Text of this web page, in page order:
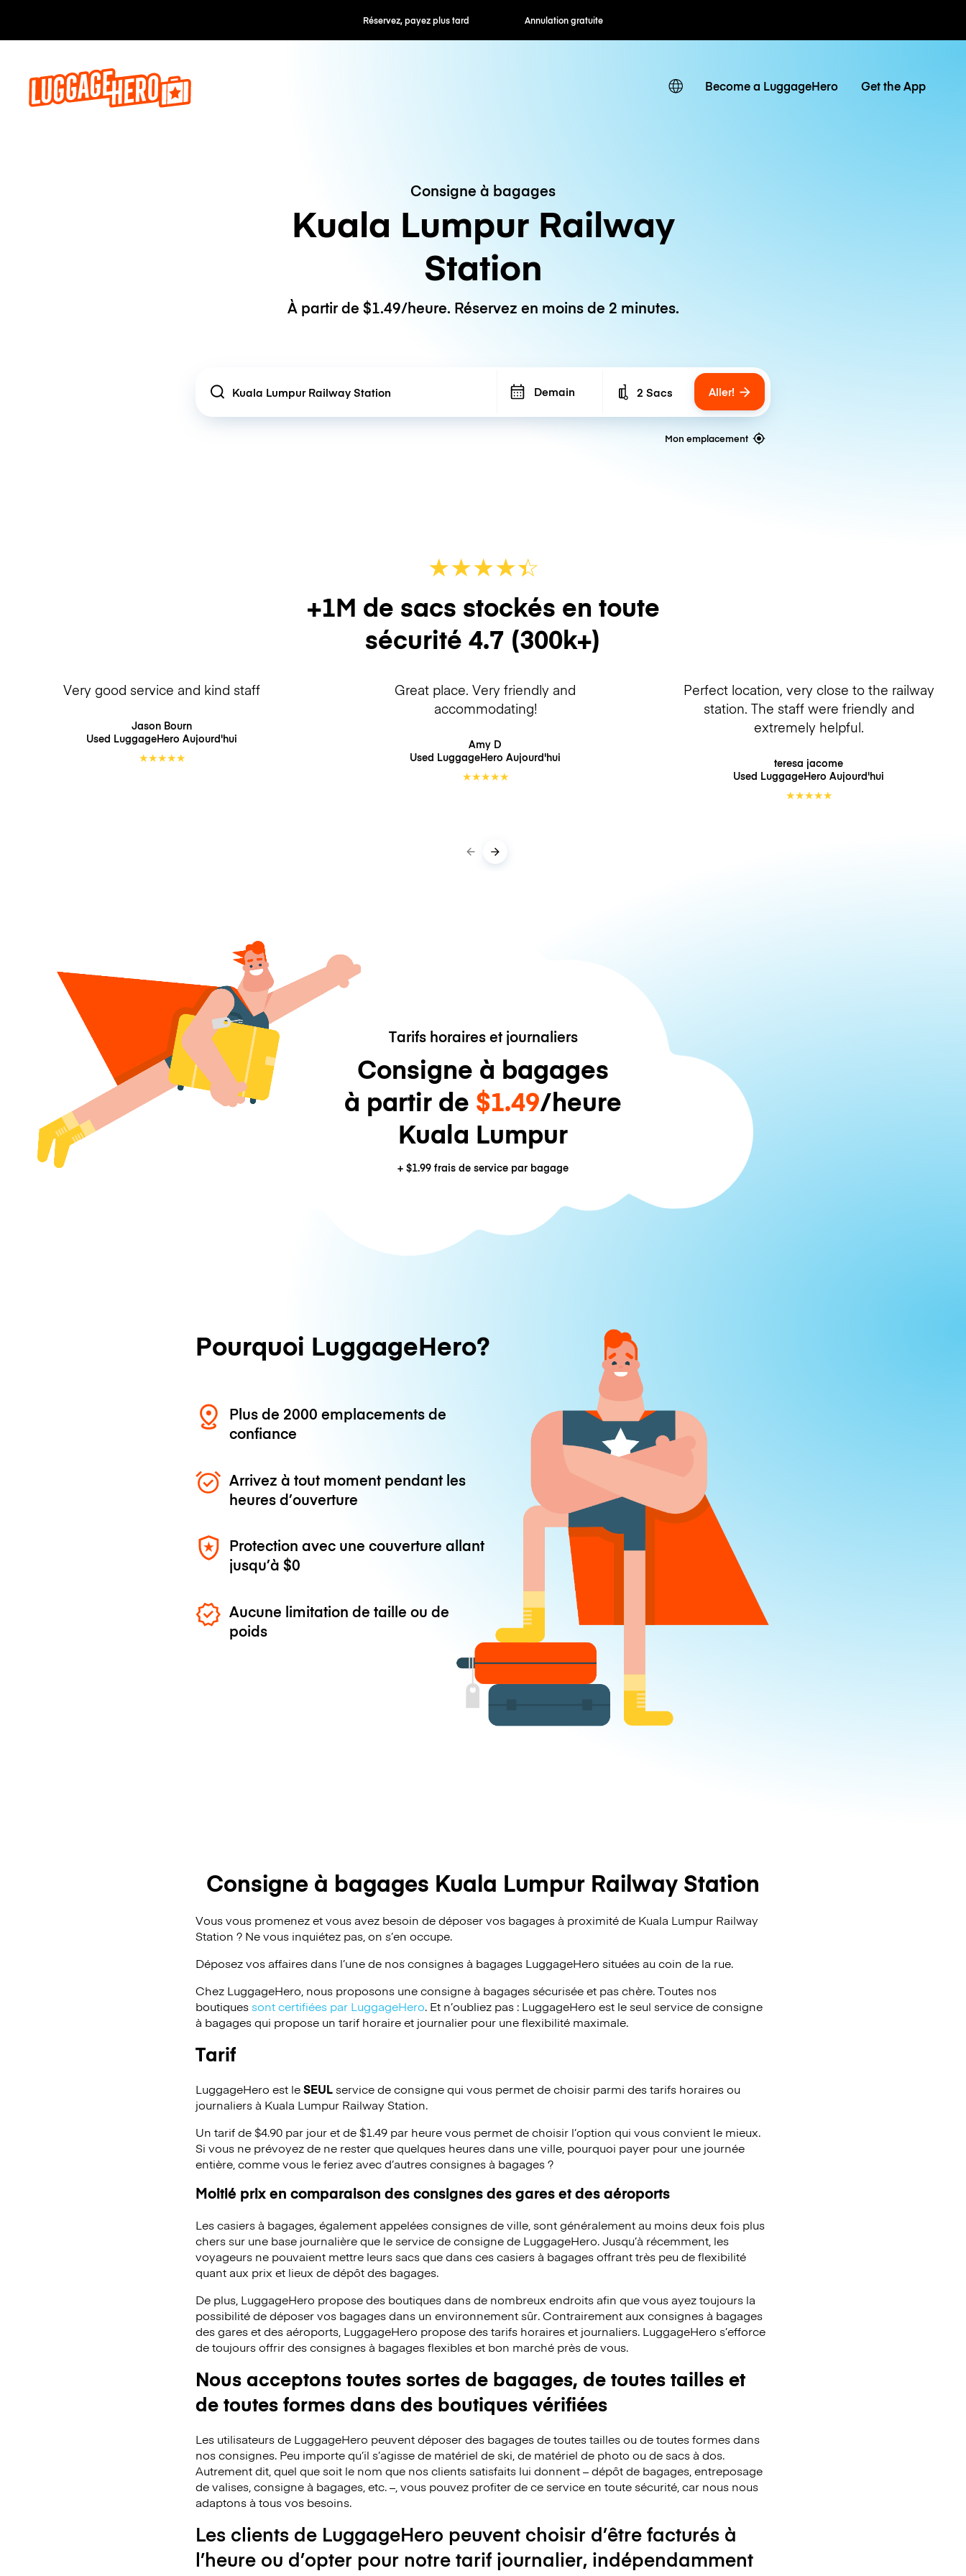
Réservez, payez plus tard Annulation gratuite Tarifs horaires / journaliers
Become a LuggageHero Get the App
Consigne à bagages
Kuala Lumpur Railway
Station
À partir de $1.49/heure. Réservez en moins de 2 minutes.
Location Demain Number of bags
2 Sacs Aller!
Mon emplacement
★★★★☆
★
+1M de sacs stockés en toute
sécurité 4.7 (300k+)
Very good service and kind staff
Jason Bourn
Used LuggageHero Aujourd'hui
★★★★★
Great place. Very friendly and
accommodating!
Amy D
Used LuggageHero Aujourd'hui
★★★★★
Perfect location, very close to the railway
station. The staff were friendly and
extremely helpful.
teresa jacome
Used LuggageHero Aujourd'hui
★★★★★
Tarifs horaires et journaliers
Consigne à bagages
à partir de $1.49/heure
Kuala Lumpur
+ $1.99 frais de service par bagage
Pourquoi LuggageHero?
Plus de 2000 emplacements de
confiance
Arrivez à tout moment pendant les
heures d’ouverture
Protection avec une couverture allant
jusqu’à$0
Aucune limitation de taille ou de
poids
Consigne à bagages Kuala Lumpur Railway Station
Vous vous promenez et vous avez besoin de déposer vos bagages à proximité de Kuala Lumpur Railway
Station ? Ne vous inquiétez pas, on s’en occupe.
Déposez vos affaires dans l’une de nos consignes à bagages LuggageHero situées au coin de la rue.
Chez LuggageHero, nous proposons une consigne à bagages sécurisée et pas chère. Toutes nos
boutiquessont certifiées par LuggageHero. Et n’oubliez pas : LuggageHero est le seul service de consigne
à bagages qui propose un tarif horaire et journalier pour une flexibilité maximale.
Tarif
LuggageHero est leSEULservice de consigne qui vous permet de choisir parmi des tarifs horaires ou
journaliers à Kuala Lumpur Railway Station.
Un tarif de $4.90 par jour et de $1.49 par heure vous permet de choisir l’option qui vous convient le mieux.
Si vous ne prévoyez de ne rester que quelques heures dans une ville, pourquoi payer pour une journée
entière, comme vous le feriez avec d’autres consignes à bagages ?
Moitié prix en comparaison des consignes des gares et des aéroports
Les casiers à bagages, également appelées consignes de ville, sont généralement au moins deux fois plus
chers sur une base journalière que le service de consigne de LuggageHero. Jusqu’à récemment, les
voyageurs ne pouvaient mettre leurs sacs que dans ces casiers à bagages offrant très peu de flexibilité
quant aux prix et lieux de dépôt des bagages.
De plus, LuggageHero propose des boutiques dans de nombreux endroits afin que vous ayez toujours la
possibilité de déposer vos bagages dans un environnement sûr. Contrairement aux consignes à bagages
des gares et des aéroports, LuggageHero propose des tarifs horaires et journaliers. LuggageHero s’efforce
de toujours offrir des consignes à bagages flexibles et bon marché près de vous.
Nous acceptons toutes sortes de bagages, de toutes tailles et
de toutes formes dans des boutiques vérifiées
Les utilisateurs de LuggageHero peuvent déposer des bagages de toutes tailles ou de toutes formes dans
nos consignes. Peu importe qu’il s’agisse de matériel de ski, de matériel de photo ou de sacs à dos.
Autrement dit, quel que soit le nom que nos clients satisfaits lui donnent – dépôt de bagages, entreposage
de valises, consigne à bagages, etc. –, vous pouvez profiter de ce service en toute sécurité, car nous nous
adaptons à tous vos besoins.
Les clients de LuggageHero peuvent choisir d’être facturés à
l’heure ou d’opter pour notre tarif journalier, indépendamment